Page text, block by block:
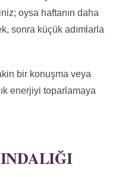
oysa haftanın daha
sonra küçük adımlarla
bir konuşma veya
enerjiyi toparlamaya